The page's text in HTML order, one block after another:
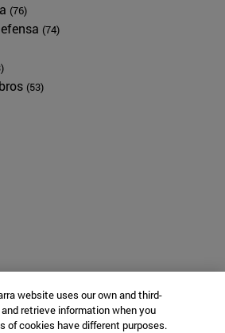
(76)
(74)
(53)
website uses our own and third-
retrieve information when you
of cookies have different purposes.